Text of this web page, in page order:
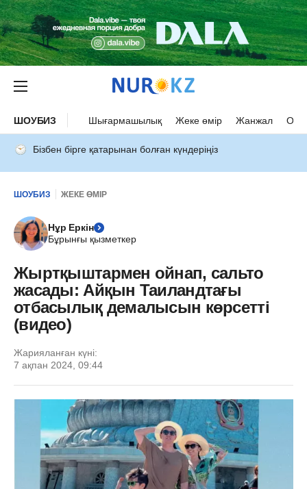
ШОУБИЗ Шығармашылық Жеке өмір Жанжал
Бізбен бірге қатарынан болған күндеріңіз
ШОУБИЗ ЖЕКЕ ӨМІР
Нұр Еркін
Бұрынғы қызметкер
Жыртқыштармен ойнап, сальто
жасады: Айқын Таиландтағы
отбасылық демалысын көрсетті
(видео)
Жарияланған күні:
7 ақпан 2024, 09:44